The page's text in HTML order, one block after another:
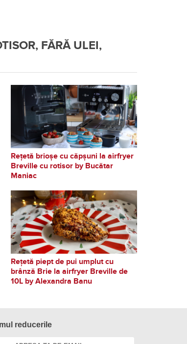
FĂRĂ ULEI,
Rețetă brioșe cu căpșuni la airfryer
Breville cu rotisor by Bucătar
Maniac
Rețetă piept de pui umplut cu
brânză Brie la airfryer Breville de
10L by Alexandra Banu
reducerile